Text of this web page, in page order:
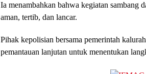
Ia menambahkan bahwa kegiatan sambang
aman, tertib, dan lancar.
Pihak kepolisian bersama pemerintah
pemantauan lanjutan untuk menentukan